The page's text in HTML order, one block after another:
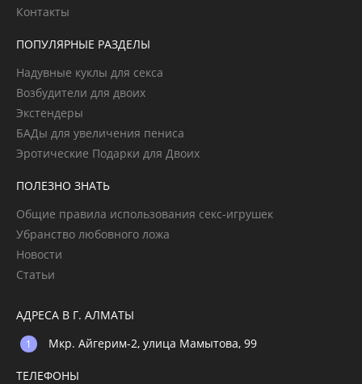
Контакты
ПОПУЛЯРНЫЕ РАЗДЕЛЫ
Надувные куклы для секса
Возбудители для двоих
Экстендеры
БАДы для увеличения пениса
Эротические Подарки для Двоих
ПОЛЕЗНО ЗНАТЬ
Общие правила использования секс-игрушек
Убранство любовного ложа
Новости
Статьи
АДРЕСА В Г. АЛМАТЫ
Мкр. Айгерим-2, улица Мамытова, 99
ТЕЛЕФОНЫ